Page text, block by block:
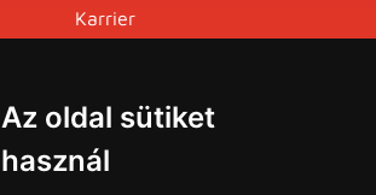
Az oldal sütiket
használ
Karrier
Menü